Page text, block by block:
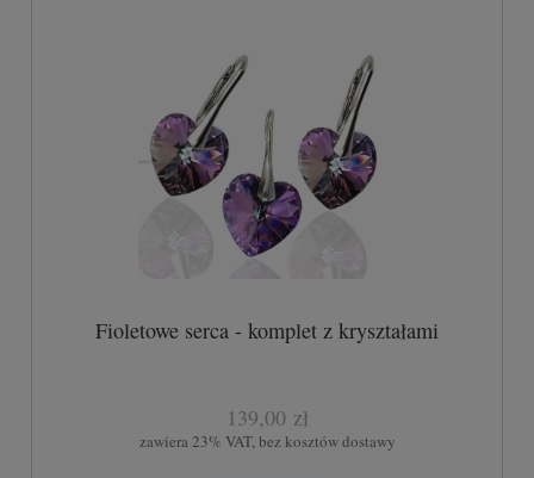
Fioletowe serca - komplet z kryształami
139,00 zł
zawiera 23% VAT, bez kosztów dostawy